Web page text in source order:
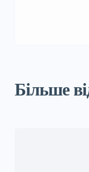
Більше